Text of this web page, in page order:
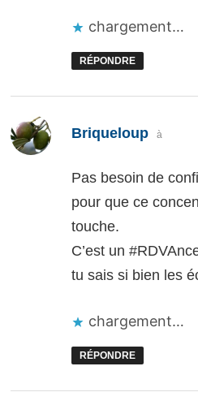
chargement…
RÉPONDRE
Briqueloup dit :
à
Pas besoin de
pour que ce
touche.
C’est un
tu sais si bien les
chargement…
RÉPONDRE